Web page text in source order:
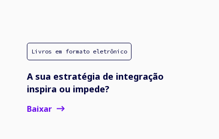
Livros em formato eletrônico
A sua estratégia de integração
inspira ou impede?
Baixar